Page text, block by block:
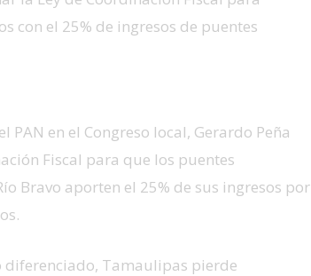
con el 25% de ingresos de puentes
en el Congreso local, Gerardo Peña
Fiscal para que los puentes
Bravo aporten el 25% de sus ingresos por
Tamaulipas pierde